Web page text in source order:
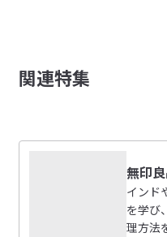
関連特集
無印良
インド
を学び
理方法